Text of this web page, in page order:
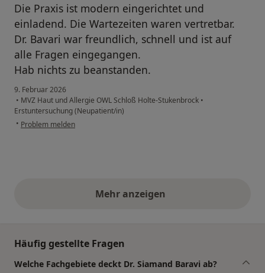
Die Praxis ist modern eingerichtet und
einladend. Die Wartezeiten waren vertretbar.
Dr. Bavari war freundlich, schnell und ist auf
alle Fragen eingegangen.
Hab nichts zu beanstanden.
9. Februar 2026
• MVZ Haut und Allergie OWL Schloß Holte-Stukenbrock •
Erstuntersuchung (Neupatient/in)
• Problem melden
Mehr anzeigenobige Stellungnahmen
Häufig gestellte Fragen
Welche Fachgebiete deckt Dr. Siamand Baravi ab?